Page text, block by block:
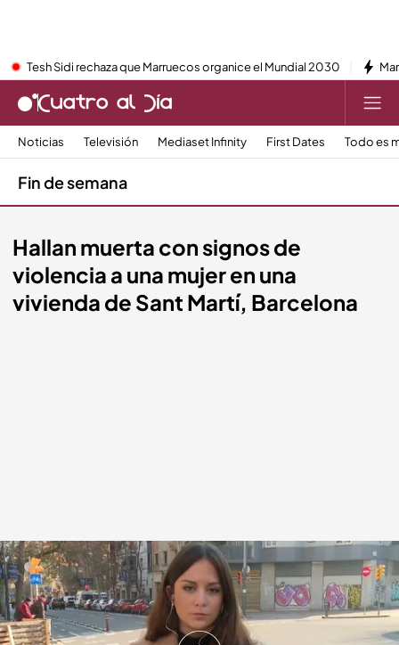
Tesh Sidi rechaza que Marruecos organice el Mundial 2030
Noticias Televisión Mediaset Infinity First Dates Todo es
Fin de semana
Hallan muerta con signos de
violencia a una mujer en una
vivienda de Sant Martí, Barcelona
Hallan muerta con signos de violencia a una mujer en una vivienda de Sant
Martí.Cuatro al día
Cuatro al día
30 DIC 2023 - 14:54h.